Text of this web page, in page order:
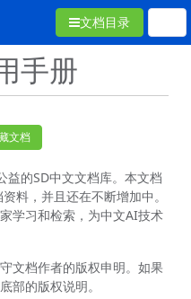
文档目录
手册
文档
的SD中文文档库。本文档
料，并且还在不断增加中。
学习和检索，为中文AI技术
文档作者的版权申明。如果
部的版权说明。